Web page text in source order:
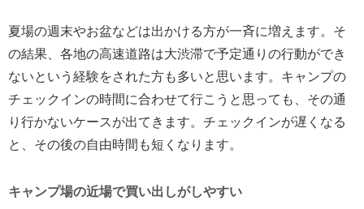
夏場の週末やお盆などは出かける方が一斉に増えます。そ
の結果、各地の高速道路は大渋滞で予定通りの行動ができ
ないという経験をされた方も多いと思います。キャンプの
チェックインの時間に合わせて行こうと思っても、その通
り行かないケースが出てきます。チェックインが遅くなる
と、その後の自由時間も短くなります。
キャンプ場の近場で買い出しがしやすい